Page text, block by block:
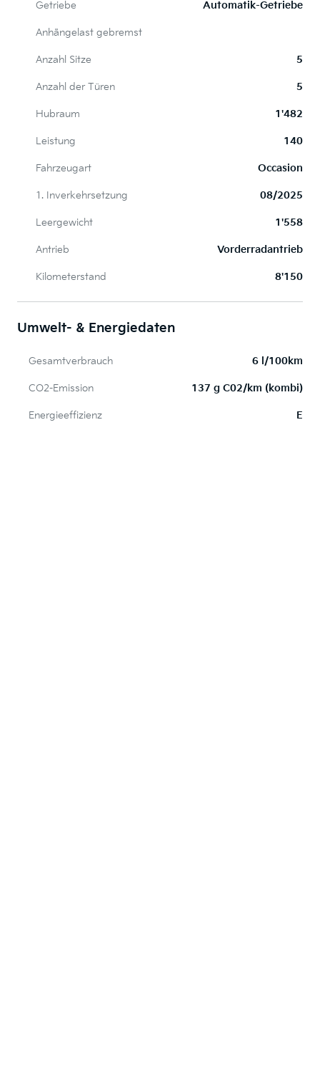
Getriebe Automatik-Getriebe
Anhängelast gebremst
Anzahl Sitze 5
Anzahl der Türen 5
Hubraum 1'482
Leistung 140
Fahrzeugart Occasion
1. Inverkehrsetzung 08/2025
Leergewicht 1'558
Antrieb Vorderradantrieb
Kilometerstand 8'150
Umwelt- & Energiedaten
Gesamtverbrauch 6 l/100km
CO2-Emission 137 g C02/km (kombi)
Energieeffizienz E